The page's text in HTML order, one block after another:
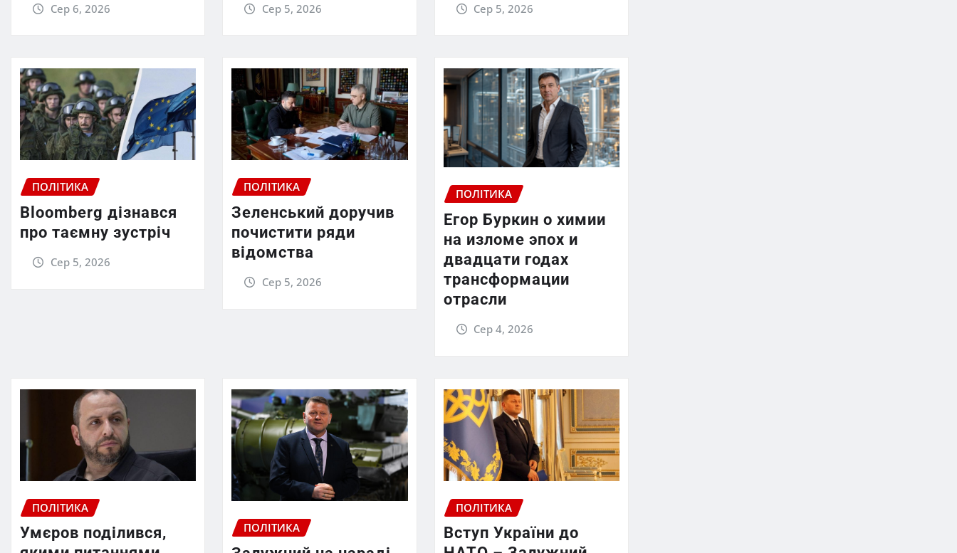
Сер 6, 2026 Сер 5, 2026 Сер 5, 2026
ПОЛІТИКА
Bloomberg дізнався
про таємну зустріч
Сер 5, 2026
ПОЛІТИКА
Зеленський доручив
почистити ряди
відомства
Сер 5, 2026
ПОЛІТИКА
Егор Буркин о химии
на изломе эпох и
двадцати годах
трансформации
отрасли
Сер 4, 2026
ПОЛІТИКА
Умєров поділився,
ПОЛІТИКА
ПОЛІТИКА
Вступ України до